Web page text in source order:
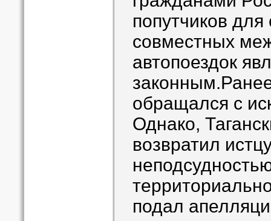
попутчиков
совместных
автопоездок
обращался с
Однако,
возвратил
подал